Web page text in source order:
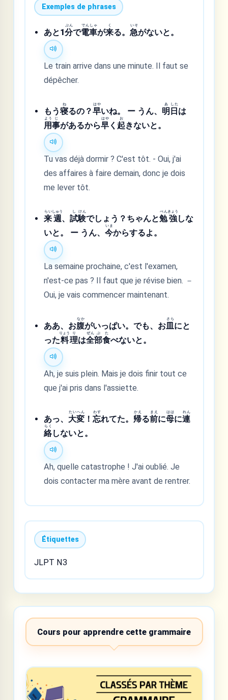
Exemples de phrases
あと1分
ぷん
で電
でん
車
しゃ
が来
く
る。急
いそ
がないと。
Le train arrive dans une minute. Il faut se
dépêcher.
もう寝
ね
るの？早
はや
いね。 ー うん、 明
あ
日
した
は
用
よう
事
じ
があるから早
はや
く 起
お
きないと。
Tu vas déjà dormir ? C'est tôt. - Oui, j'ai
des affaires à faire demain, donc je dois
me lever tôt.
来
らい
週
しゅう
、試
し
験
けん
でしょう？ちゃんと勉
べん
強
きょう
しな
いと。 ー うん、今
いま
からするよ。
La semaine prochaine, c'est l'examen,
n'est-ce pas ? Il faut que je révise bien. －
Oui, je vais commencer maintenant.
ああ、お腹
なか
がいっぱい。でも、お 皿
さら
にと
った料
りょう
理
り
は全
ぜん
部
ぶ
食
た
べないと。
Ah, je suis plein. Mais je dois finir tout ce
que j'ai pris dans l'assiette.
あっ、 大
たい
変
へん
！忘
わす
れてた。 帰
かえ
る前
まえ
に母
はは
に連
れん
絡
らく
しないと。
Ah, quelle catastrophe ! J'ai oublié. Je
dois contacter ma mère avant de rentrer.
Étiquettes
JLPT N3
Cours pour apprendre cette grammaire